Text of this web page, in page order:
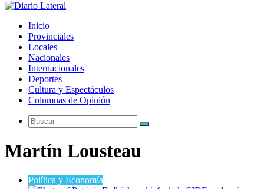
Inicio
Provinciales
Locales
Nacionales
Internacionales
Deportes
Cultura y Espectáculos
Columnas de Opinión
Buscar
Martín Lousteau
Política y Economía